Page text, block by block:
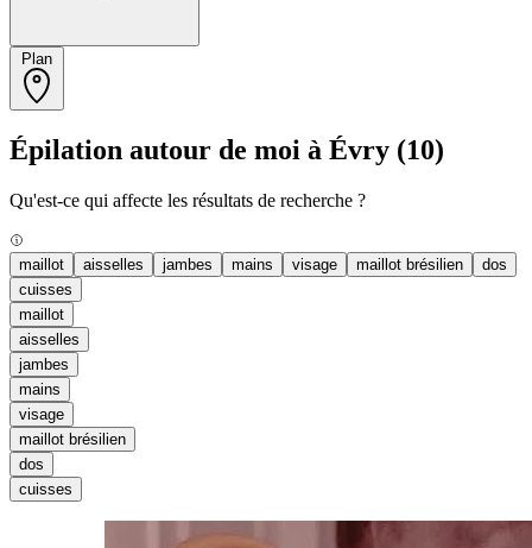
Épilation autour de moi à Évry (10)
Qu'est-ce qui affecte les résultats de recherche ?
maillot aisselles jambes mains visage maillot brésilien
dos
cuisses
maillot
aisselles
jambes
mains
visage
maillot brésilien
dos
cuisses